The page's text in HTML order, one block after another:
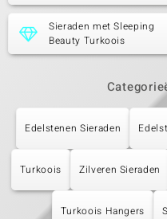
Sieraden met Sleeping
Beauty Turkoois
Edelstenen Sieraden
Turkoois Zilveren Sieraden
Turkoois Hangers